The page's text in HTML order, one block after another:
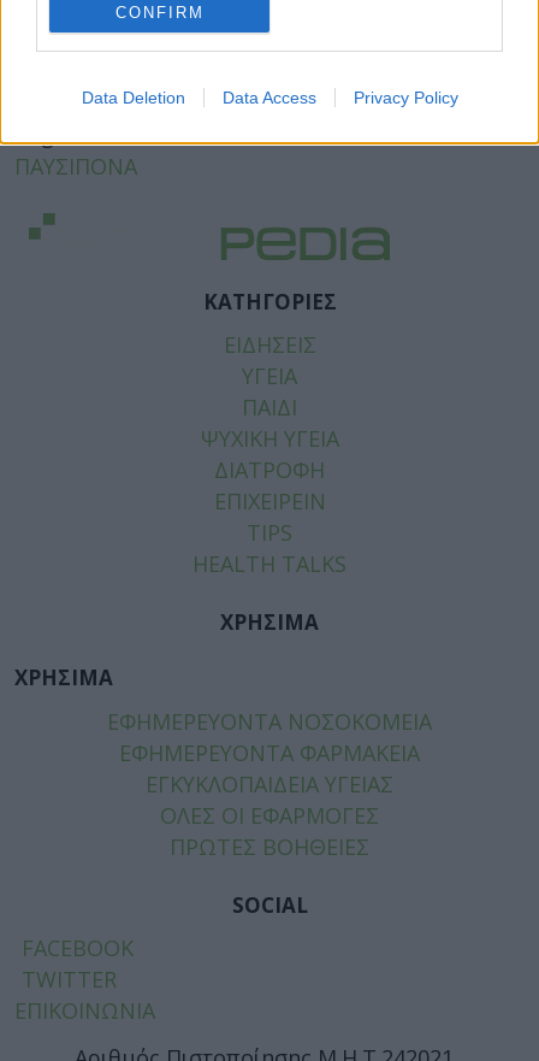
CONFIRM
Data Deletion Data Access Privacy Policy
Twitter
Tags:ΑΝΑΛΓΗΤΙΚΑ,ΔΙΑΧΕΙΡΙΣΗ ΠΟΝΟΥ,
ΠΑΥΣΙΠΟΝΑ
ΚΑΤΗΓΟΡΙΕΣ
ΕΙΔΗΣΕΙΣ
ΥΓΕΙΑ
ΠΑΙΔΙ
ΨΥΧΙΚΗ ΥΓΕΙΑ
ΔΙΑΤΡΟΦΗ
ΕΠΙΧΕΙΡΕΙΝ
TIPS
HEALTH TALKS
ΧΡΗΣΙΜΑ
ΧΡΗΣΙΜΑ
ΕΦΗΜΕΡΕΥΟΝΤΑ ΝΟΣΟΚΟΜΕΙΑ
ΕΦΗΜΕΡΕΥΟΝΤΑ ΦΑΡΜΑΚΕΙΑ
ΕΓΚΥΚΛΟΠΑΙΔΕΙΑ ΥΓΕΙΑΣ
ΟΛΕΣ ΟΙ ΕΦΑΡΜΟΓΕΣ
ΠΡΩΤΕΣ ΒΟΗΘΕΙΕΣ
SOCIAL
FACEBOOK
TWITTER
ΕΠΙΚΟΙΝΩΝΙΑ